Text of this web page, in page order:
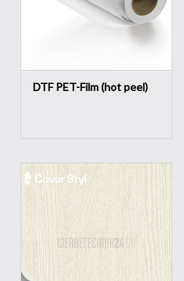
DTF PET-Film (hot peel)